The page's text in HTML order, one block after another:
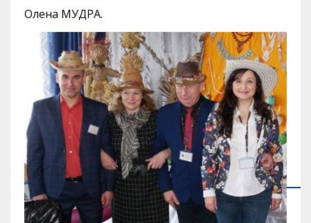
Олена МУДРА.